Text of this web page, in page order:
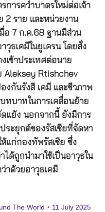
การคว่ำบาตรใหม่ต่อเจ้า
2 ราย และหน่วยงาน
มื่อ 7 ก.ค.68 ฐานมีส่วน
วุธเคมีในยูเครน โดยสั่ง
เข้าประเทศต่อนาย
Aleksey Rtishchev
งกันรังสี เคมี และชีวภาพ
ทบาทในการเคลื่อนย้าย
ดแย้ง นอกจากนี้ ยังมีการ
ระยุกต์ของรัสเซียที่จัดหา
ห้แก่กองทัพรัสเซีย ซึ่ง
ด้ถูกนำมาใช้เป็นอาวุธใน
าด้วยอาวุธเคมี
The World 11 July 2025